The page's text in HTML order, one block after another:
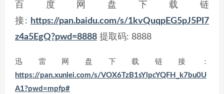
百度网盘下载链
接: https://pan.baidu.com/s/1kvQuqpEG5pJ5PI7
z4a5EgQ?pwd=8888 提取码: 8888
迅雷网盘下载链接：
https://pan.xunlei.com/s/VOX6TzB1sYlpcYQFH_k7bu0U
A1?pwd=mpfp#